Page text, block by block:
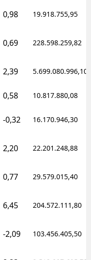
0,98 19.918.755,95
0,69 228.598.259,82
2,39 5.699.080.996,10
0,58 10.817.880,08
-0,32 16.170.946,30
2,20 22.201.248,88
0,77 29.579.015,40
6,45 204.572.111,80
-2,09 103.456.405,50